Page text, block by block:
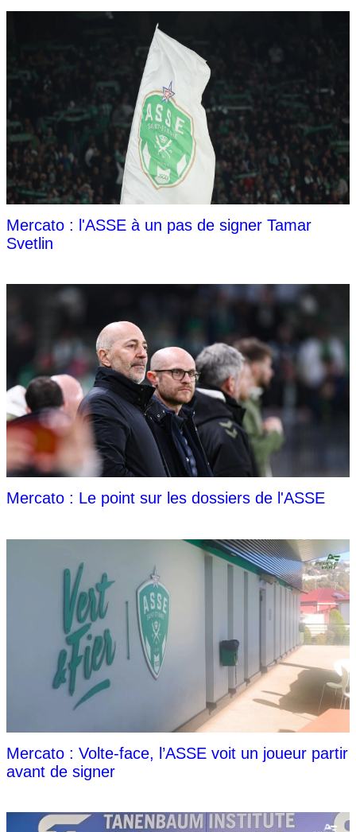
Mercato : l'ASSE à un pas de signer Tamar
Svetlin
Mercato : Le point sur les dossiers de l'ASSE
Mercato : Volte-face, l’ASSE voit un joueur partir
avant de signer